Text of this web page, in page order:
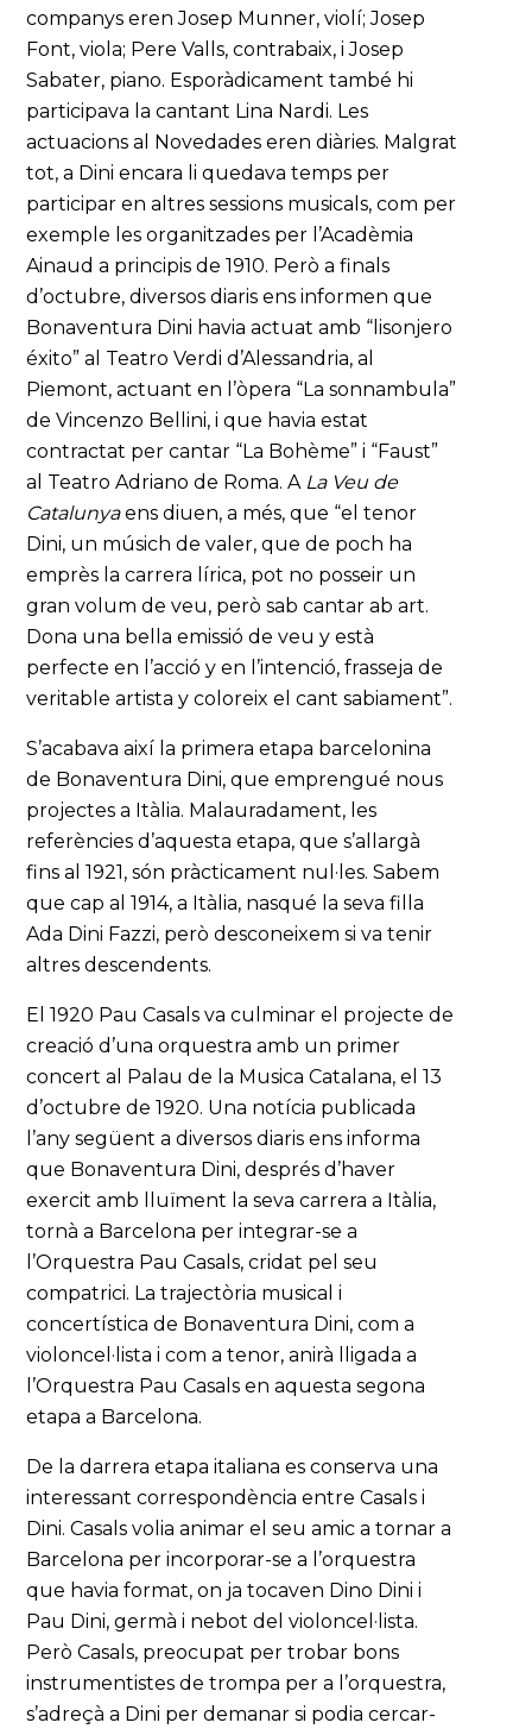
companys eren Josep Munner, violí; Josep
Font, viola; Pere Valls, contrabaix, i Josep
Sabater, piano. Esporàdicament també hi
participava la cantant Lina Nardi. Les
actuacions al Novedades eren diàries. Malgrat
tot, a Dini encara li quedava temps per
participar en altres sessions musicals, com per
exemple les organitzades per l’Acadèmia
Ainaud a principis de 1910. Però a finals
d’octubre, diversos diaris ens informen que
Bonaventura Dini havia actuat amb “lisonjero
éxito” al Teatro Verdi d’Alessandria, al
Piemont, actuant en l’òpera “La sonnambula”
de Vincenzo Bellini, i que havia estat
contractat per cantar “La Bohème” i “Faust”
al Teatro Adriano de Roma. A La Veu de
Catalunyaens diuen, a més, que “el tenor
Dini, un músich de valer, que de poch ha
emprès la carrera lírica, pot no posseir un
gran volum de veu, però sab cantar ab art.
Dona una bella emissió de veu y està
perfecte en l’acció y en l’intenció, frasseja de
veritable artista y coloreix el cant sabiament”.
S’acabava així la primera etapa barcelonina
de Bonaventura Dini, que emprengué nous
projectes a Itàlia. Malauradament, les
referències d’aquesta etapa, que s’allargà
fins al 1921, són pràcticament nul·les. Sabem
que cap al 1914, a Itàlia, nasqué la seva filla
Ada Dini Fazzi, però desconeixem si va tenir
altres descendents.
El 1920 Pau Casals va culminar el projecte de
creació d’una orquestra amb un primer
concert al Palau de la Musica Catalana, el 13
d’octubre de 1920. Una notícia publicada
l’any següent a diversos diaris ens informa
que Bonaventura Dini, després d’haver
exercit amb lluïment la seva carrera a Itàlia,
tornà a Barcelona per integrar-se a
l’Orquestra Pau Casals, cridat pel seu
compatrici. La trajectòria musical i
concertística de Bonaventura Dini, com a
violoncel·lista i com a tenor, anirà lligada a
l’Orquestra Pau Casals en aquesta segona
etapa a Barcelona.
De la darrera etapa italiana es conserva una
interessant correspondència entre Casals i
Dini. Casals volia animar el seu amic a tornar a
Barcelona per incorporar-se a l’orquestra
que havia format, on ja tocaven Dino Dini i
Pau Dini, germà i nebot del violoncel·lista.
Però Casals, preocupat per trobar bons
instrumentistes de trompa per a l’orquestra,
s’adreçà a Dini per demanar si podia cercar-